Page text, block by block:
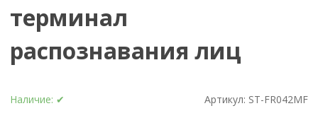
терминал
распознавания лиц
Наличие: ✔ Артикул: ST-FR042MF